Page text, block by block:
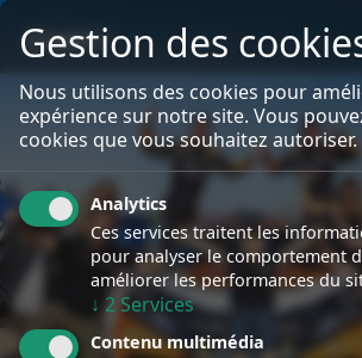
sport event
Specialiste Porsche Rallye
Gestion des
Nous utilisons des cookies pour
expérience sur notre site. Vous
cookies que vous souhaitez autoriser.
Analytics
Ces services traitent les
pour analyser le comportement
améliorer les performances du
↓ 2 Services
Contenu multimédia